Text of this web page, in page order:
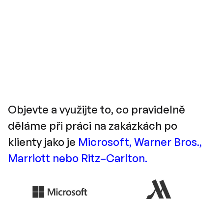
Objevte a využijte to, co pravidelně
děláme při práci na zakázkách po
klienty jako je Microsoft, Warner Bros.,
Marriott nebo Ritz–Carlton.